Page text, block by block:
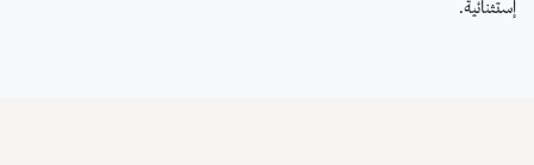
إستثنائية.